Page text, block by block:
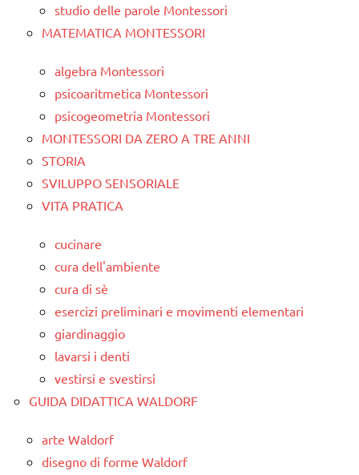
studio delle parole Montessori
MATEMATICA MONTESSORI
algebra Montessori
psicoaritmetica Montessori
psicogeometria Montessori
MONTESSORI DA ZERO A TRE ANNI
STORIA
SVILUPPO SENSORIALE
VITA PRATICA
cucinare
cura dell'ambiente
cura di sè
esercizi preliminari e movimenti elementari
giardinaggio
lavarsi i denti
vestirsi e svestirsi
GUIDA DIDATTICA WALDORF
arte Waldorf
disegno di forme Waldorf